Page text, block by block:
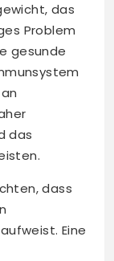
das
Problem
gesunde
das
dass
Eine